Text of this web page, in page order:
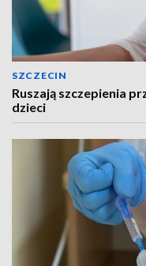
SZCZECIN
Ruszają szczepienia
dzieci